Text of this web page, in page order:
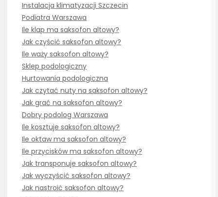
Instalacja klimatyzacji Szczecin
Podiatra Warszawa
Ile klap ma saksofon altowy?
Jak czyścić saksofon altowy?
Ile waży saksofon altowy?
Sklep podologiczny
Hurtowania podologiczna
Jak czytać nuty na saksofon altowy?
Jak grać na saksofon altowy?
Dobry podolog Warszawa
Ile kosztuje saksofon altowy?
Ile oktaw ma saksofon altowy?
Ile przycisków ma saksofon altowy?
Jak transponuje saksofon altowy?
Jak wyczyścić saksofon altowy?
Jak nastroić saksofon altowy?